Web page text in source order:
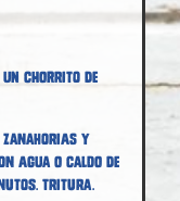
un chorrito de
y
agua o caldo de
Tritura.